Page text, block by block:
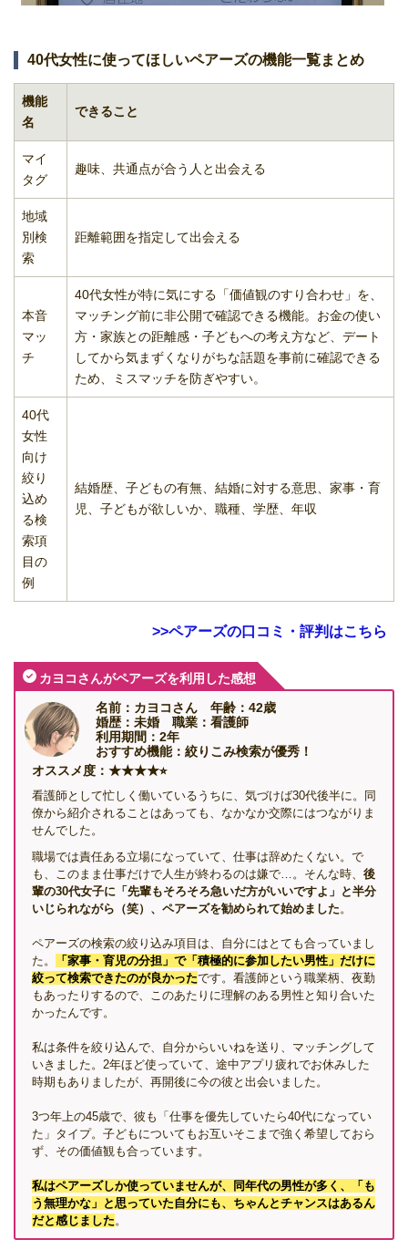
40代女性に使ってほしいペアーズの機能一覧まとめ
機能
名
できること
マイ
タグ
趣味、共通点が合う人と出会える
地域
別検
索
距離範囲を指定して出会える
本音
マッ
チ
40代女性が特に気にする「価値観のすり合わせ」を、
マッチング前に非公開で確認できる機能。お金の使い
方・家族との距離感・子どもへの考え方など、デート
してから気まずくなりがちな話題を事前に確認できる
ため、ミスマッチを防ぎやすい。
40代
女性
向け
絞り
込め
る検
索項
目の
例
結婚歴、子どもの有無、結婚に対する意思、家事・育
児、子どもが欲しいか、職種、学歴、年収
>>ペアーズの口コミ・評判はこちら
カヨコさんがペアーズを利用した感想
名前：カヨコさん 年齢：42歳
婚歴：未婚 職業：看護師
利用期間：2年
おすすめ機能：絞りこみ検索が優秀！
オススメ度：★★★★⭐︎
看護師として忙しく働いているうちに、気づけば30代後半に。同
僚から紹介されることはあっても、なかなか交際にはつながりま
せんでした。
職場では責任ある立場になっていて、仕事は辞めたくない。で
も、このまま仕事だけで人生が終わるのは嫌で…。そんな時、 後
輩の30代女子に「先輩もそろそろ急いだ方がいいですよ」と半分
いじられながら（笑）、ペアーズを勧められて始めました 。
ペアーズの検索の絞り込み項目は、自分にはとても合っていまし
た。
「家事・育児の分担」で「積極的に参加したい男性」だけに
絞って検索できたのが良かったです。看護師という職業柄、夜勤
もあったりするので、このあたりに理解のある男性と知り合いた
かったんです。
私は条件を絞り込んで、自分からいいねを送り、マッチングして
いきました。2年ほど使っていて、途中アプリ疲れでお休みした
時期もありましたが、再開後に今の彼と出会いました。
3つ年上の45歳で、彼も「仕事を優先していたら40代になってい
た」タイプ。子どもについてもお互いそこまで強く希望しておら
ず、その価値観も合っています。
私はペアーズしか使っていませんが、同年代の男性が多く、「も
う無理かな」と思っていた自分にも、ちゃんとチャンスはあるん
だと感じました 。